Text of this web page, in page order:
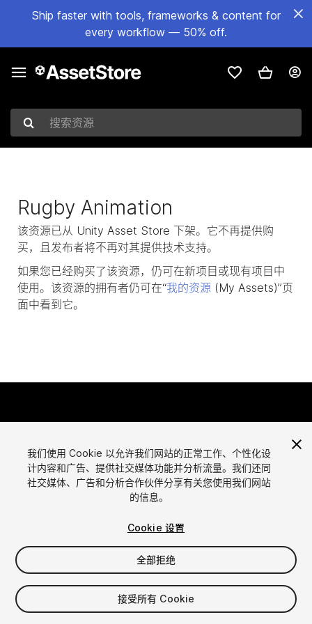
Ship faster with tools, frameworks & content for
every workflow — 50% off.
搜索资源
Rugby Animation
该资源已从 Unity Asset Store 下架。它不再提供购
买，且发布者将不再对其提供技术支持。
如果您已经购买了该资源，仍可在新项目或现有项目中
使用。该资源的拥有者仍可在“我的资源 (My Assets)”页
面中看到它。
语言
日本語
通过Unity出售资源
出售资源
资源上传指南
发布商登录
常见问题
我们使用 Cookie 以允许我们网站的正常工作、个性化设
计内容和广告、提供社交媒体功能并分析流量。我们还同
社交媒体、广告和分析合作伙伴分享有关您使用我们网站
的信息。
Cookie 设置
全部拒绝
接受所有 Cookie